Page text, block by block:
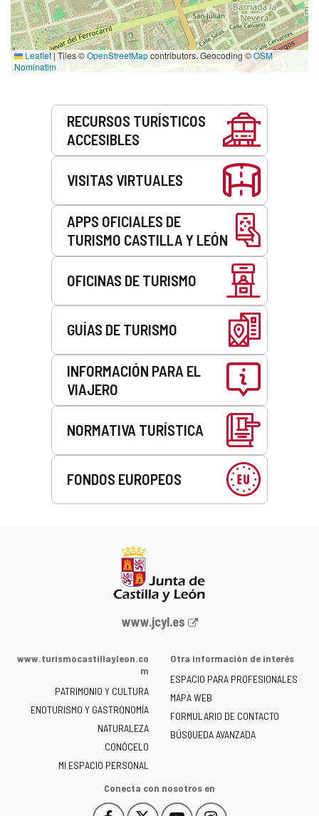
Leaflet | Tiles ©OpenStreetMapcontributors. Geocoding ©OSM
Nominatim
RECURSOS TURÍSTICOS
ACCESIBLES
VISITAS VIRTUALES
APPS OFICIALES DE
TURISMO CASTILLA Y LEÓN
OFICINAS DE TURISMO
GUÍAS DE TURISMO
INFORMACIÓN PARA EL
VIAJERO
NORMATIVA TURÍSTICA
FONDOS EUROPEOS
Portal
la
de
Castilla
y
León
-
www.jcyl.es
www.turismocastillayleon.co
m
PATRIMONIO Y CULTURA
ENOTURISMO Y GASTRONOMÍA
NATURALEZA
CONÓCELO
MI ESPACIO PERSONAL
Otra información de interés
ESPACIO PARA PROFESIONALES
MAPA WEB
FORMULARIO DE CONTACTO
BÚSQUEDA AVANZADA
Conecta con nosotros en